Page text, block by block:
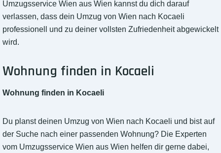
Umzugsservice Wien aus Wien kannst du dich darauf
verlassen, dass dein Umzug von Wien nach Kocaeli
professionell und zu deiner vollsten Zufriedenheit abgewickelt
wird.
Wohnung finden in Kocaeli
Wohnung finden in Kocaeli
Du planst deinen Umzug von Wien nach Kocaeli und bist auf
der Suche nach einer passenden Wohnung? Die Experten
vom Umzugsservice Wien aus Wien helfen dir gerne dabei,